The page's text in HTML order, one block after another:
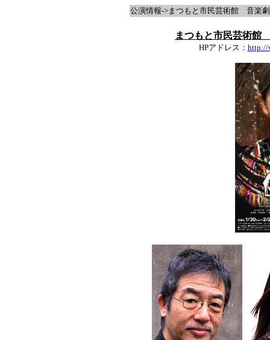
公演情報->まつもと市民芸術館 音楽
まつもと市民芸術館
HPアドレス： http://